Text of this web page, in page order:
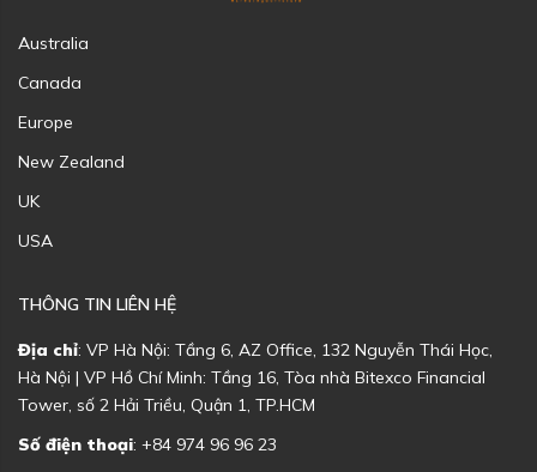
Australia
Canada
Europe
New Zealand
UK
USA
THÔNG TIN LIÊN HỆ
Địa chỉ: VP Hà Nội: Tầng 6, AZ Office, 132 Nguyễn Thái Học,
Hà Nội | VP Hồ Chí Minh: Tầng 16, Tòa nhà Bitexco Financial
Tower, số 2 Hải Triều, Quận 1, TP.HCM
Số điện thoại: +84 974 96 96 23